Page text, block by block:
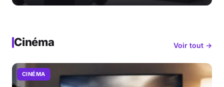
Cinéma Voir tout →
CINÉMA